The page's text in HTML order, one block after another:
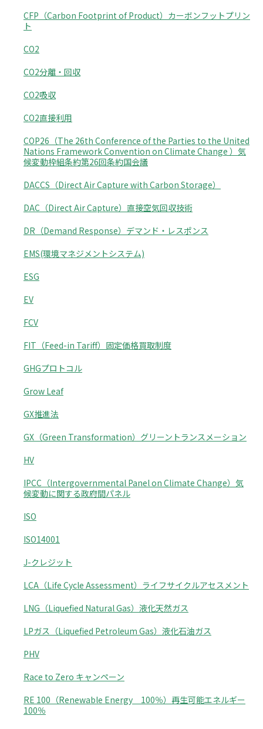
CFP（Carbon Footprint of Product）カーボンフットプリン
ト
CO2
CO2分離・回収
CO2吸収
CO2直接利用
COP26（The 26th Conference of the Parties to the United
Nations Framework Convention on Climate Change ）気
候変動枠組条約第26回条約国会議
DACCS（Direct Air Capture with Carbon Storage）
DAC（Direct Air Capture）直接空気回収技術
DR（Demand Response）デマンド・レスポンス
EMS(環境マネジメントシステム)
ESG
EV
FCV
FIT（Feed-in Tariff）固定価格買取制度
GHGプロトコル
Grow Leaf
GX推進法
GX（Green Transformation）グリーントランスメーション
HV
IPCC（Intergovernmental Panel on Climate Change）気
候変動に関する政府間パネル
ISO
ISO14001
J-クレジット
LCA（Life Cycle Assessment）ライフサイクルアセスメント
LNG（Liquefied Natural Gas）液化天然ガス
LPガス（Liquefied Petroleum Gas）液化石油ガス
PHV
Race to Zero キャンペーン
RE 100（Renewable Energy 100％）再生可能エネルギー
100％